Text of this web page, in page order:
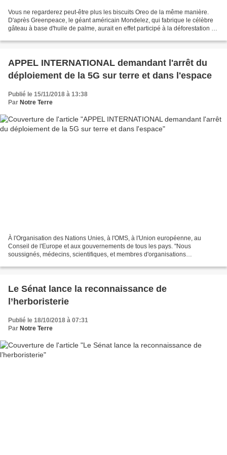
Vous ne regarderez peut-être plus les biscuits Oreo de la même manière.
D'après Greenpeace, le géant américain Mondelez, qui fabrique le célèbre
gâteau à base d'huile de palme, aurait en effet participé à la déforestation de
APPEL INTERNATIONAL demandant l'arrêt du
déploiement de la 5G sur terre et dans l'espace
Publié le 15/11/2018 à 13:38
Par Notre Terre
À l'Organisation des Nations Unies, à l'OMS, à l'Union européenne, au
Conseil de l'Europe et aux gouvernements de tous les pays. "Nous
soussignés, médecins, scientifiques, et membres d'organisations
Le Sénat lance la reconnaissance de
l’herboristerie
Publié le 18/10/2018 à 07:31
Par Notre Terre